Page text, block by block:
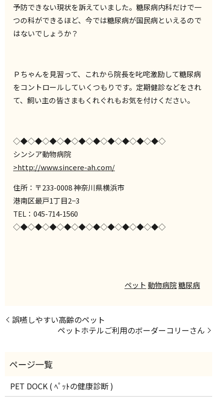
予防できない現状を訴えていました。糖尿病内科だけで一
つの科ができるほど、今では糖尿病が国民病といえるので
はないでしょうか？
Ｐちゃんを見習って、これから院長を叱咤激励して糖尿病
をコントロールしていくつもりです。定期健診などをされ
て、飼い主の皆さまもくれぐれもお気を付けください。
◇◆◇◆◇◆◇◆◇◆◇◆◇◆◇◆◇◆◇◆◇
シンシア動物病院
>http://www.sincere-ah.com/
住所：〒233-0008 神奈川県横浜市
港南区最戸1丁目2−3
TEL：045-714-1560
◇◆◇◆◇◆◇◆◇◆◇◆◇◆◇◆◇◆◇◆◇
ペット 動物病院糖尿病
誤嚥しやすい高齢のペット
ペットホテルご利用のボーダーコリーさん
PET DOCK ( ﾍﾟｯﾄの健康診断 )